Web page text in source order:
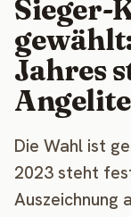
Sieger-
Jahres
Die Wahl ist
2023 steht
Auszeichnung